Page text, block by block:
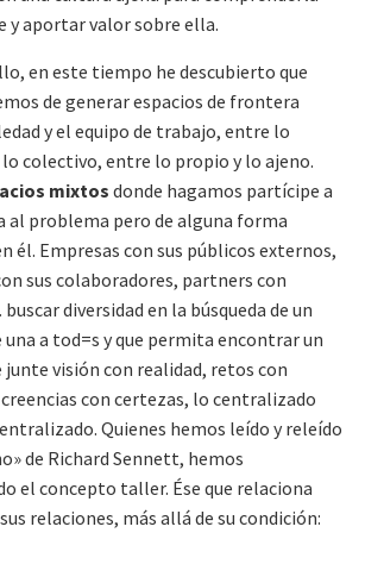
aportar valor sobre ella.
en este tiempo he descubierto que
de generar espacios de frontera
y el equipo de trabajo, entre lo
lo colectivo, entre lo propio y lo ajeno.
mixtos donde hagamos partícipe a
al problema pero de alguna forma
él. Empresas con sus públicos externos,
sus colaboradores, partners con
diversidad en la búsqueda de un
una a tod=s y que permita encontrar un
junte visión con realidad, retos con
con certezas, lo centralizado
Quienes hemos leído y releído
de Richard Sennett, hemos
el concepto taller. Ése que relaciona
relaciones, más allá de su condición: